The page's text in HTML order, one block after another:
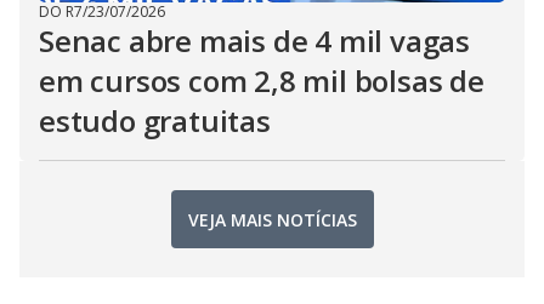
DO R7/23/07/2026
Senac abre mais de 4 mil vagas
em cursos com 2,8 mil bolsas de
estudo gratuitas
VEJA MAIS NOTÍCIAS